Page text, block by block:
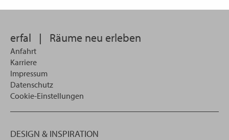
erfal | Räume neu erleben
Anfahrt
Karriere
Impressum
Datenschutz
Cookie-Einstellungen
DESIGN & INSPIRATION